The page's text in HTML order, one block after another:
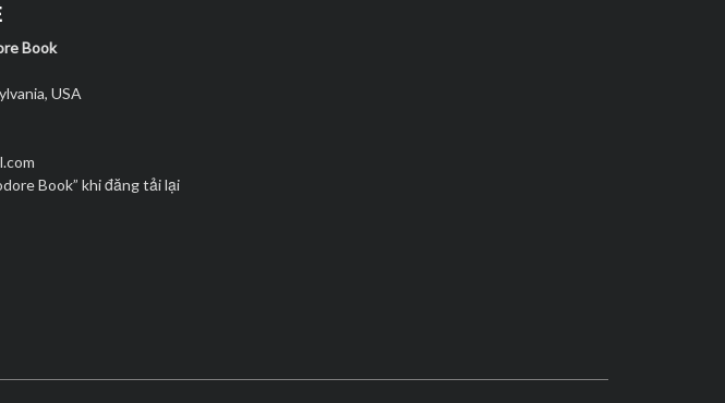
Book
USA
Book” khi đăng tải lại